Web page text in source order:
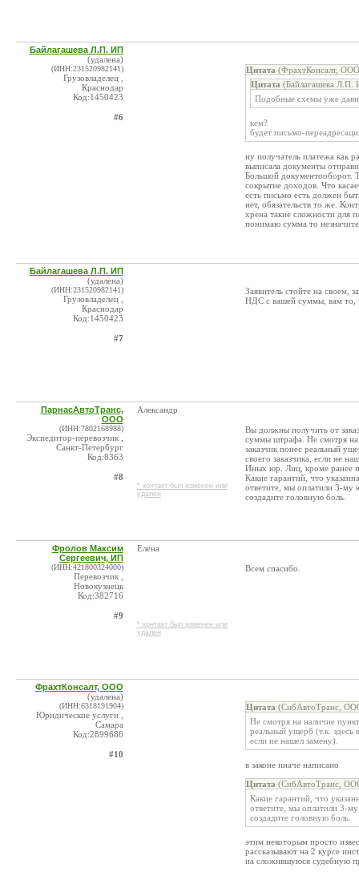
Байлагашева Л.П. ИП
(удалена)
(ИНН:231520982141)
Грузовладелец ,
Краснодар
Код:1450423
#6
Цитата (ФрахтКонсалт,
Цитата (Байлагашева Л.П.
Подобные схемы уже
кем?
будет письмо-
ну получатель платежа как
выписала документы
Большой документооборот.
сокрытие доходов. Что
есть письмо есть должен
нет, обязательств то же.
хрена такие сложности для
понимаю сумма то
Байлагашева Л.П. ИП
(удалена)
(ИНН:231520982141)
Грузовладелец ,
Краснодар
Код:1450423
#7
Заявитель стойте на своем,
НДС с вашей суммы, вам то,
ПарнасАвтоТранс,
ООО
(ИНН:7802168988)
Экспедитор-перевозчик ,
Санкт-Петербург
Код:8363
#8
Александр
* контакт был изменен или
удален
Вы должны получить от
суммы штрафа. Не смотря на
заказчик понес реальный
своего заказчика, если не
Иных юр. Лиц, кроме ранее
Какие гарантий, что
ответите, мы оплатили 3-му
создадите головную боль.
Фролов Максим
Сергеевич, ИП
(ИНН:421800324000)
Перевозчик ,
Новокузнецк
Код:382716
#9
Елена
* контакт был изменен или
удален
Всем спасибо.
ФрахтКонсалт, ООО
(удалена)
(ИНН:6318191904)
Юридические услуги ,
Самара
Код:2899686
#10
Цитата (СибАвтоТранс,
Не смотря на наличие
реальный ущерб (т.к. здесь
если не нашел замену).
в законе иначе написано
Цитата (СибАвтоТранс,
Какие гарантий, что
ответите, мы оплатили 3-
создадите головную боль.
этим некоторым просто
рассказывают на 2 курсе
на сложившуюся судебную